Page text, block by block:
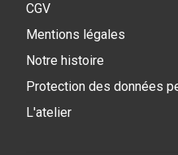
CGV
Mentions légales
Notre histoire
Protection des données
L'atelier